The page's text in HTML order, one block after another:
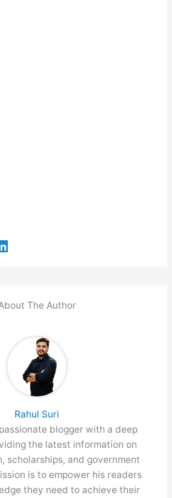
The Author
Rahul Suri
blogger with a deep
the latest information on
scholarships, and government
is to empower his readers
they need to achieve their